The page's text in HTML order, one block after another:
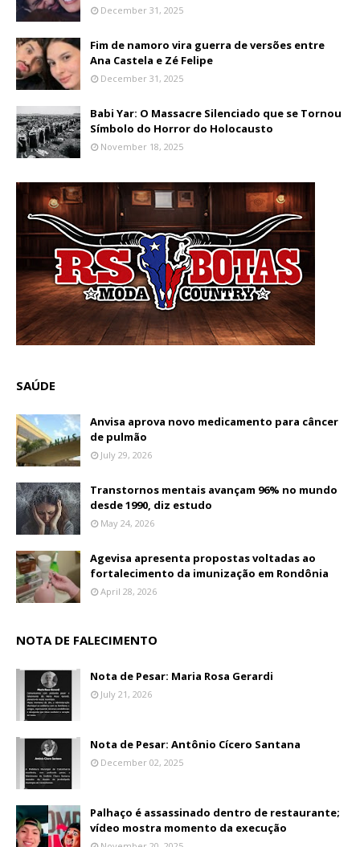
December 31, 2025
Fim de namoro vira guerra de versões entre
Ana Castela e Zé Felipe
December 31, 2025
Babi Yar: O Massacre Silenciado que se Tornou
Símbolo do Horror do Holocausto
November 18, 2025
SAÚDE
Anvisa aprova novo medicamento para câncer
de pulmão
July 29, 2026
Transtornos mentais avançam 96% no mundo
desde 1990, diz estudo
May 24, 2026
Agevisa apresenta propostas voltadas ao
fortalecimento da imunização em Rondônia
April 28, 2026
NOTA DE FALECIMENTO
Nota de Pesar: Maria Rosa Gerardi
July 21, 2026
Nota de Pesar: Antônio Cícero Santana
December 02, 2025
Palhaço é assassinado dentro de restaurante;
vídeo mostra momento da execução